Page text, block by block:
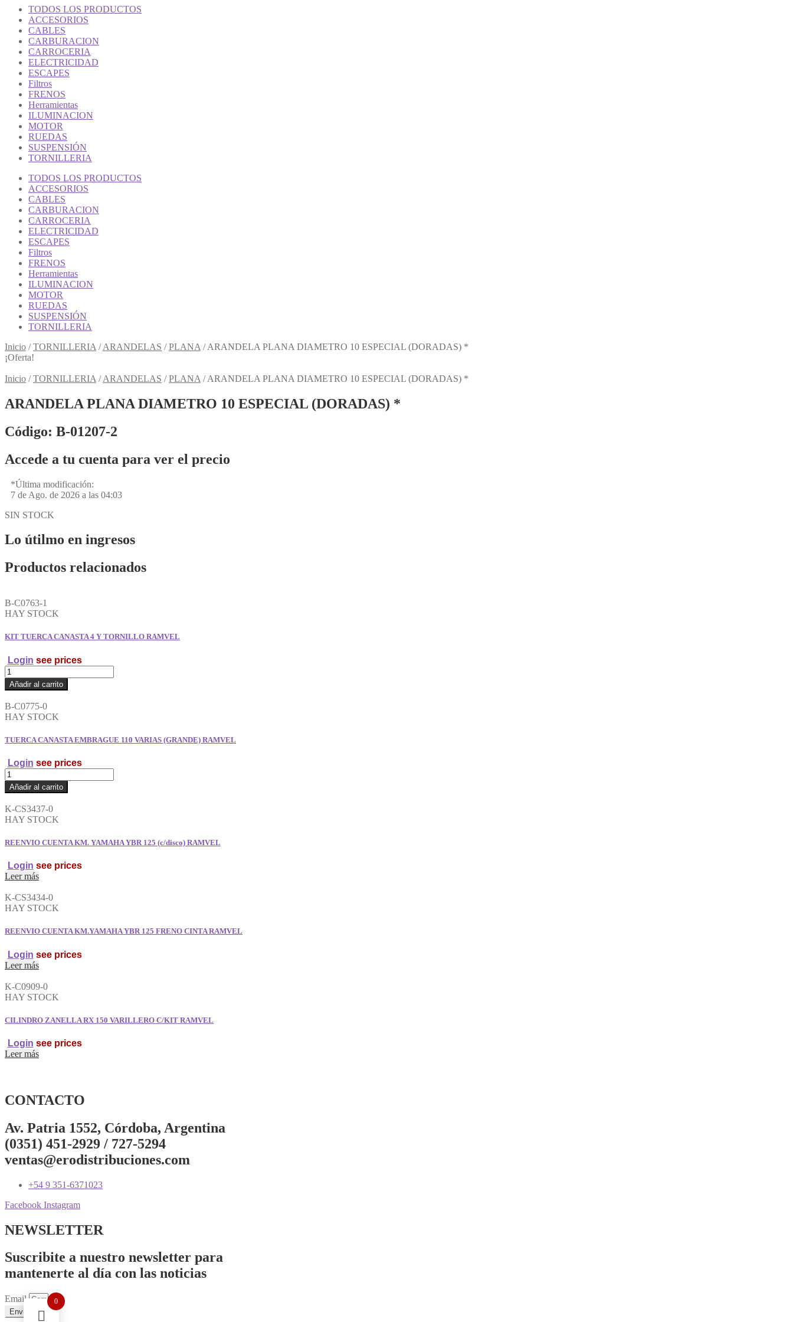
TODOS LOS PRODUCTOS
ACCESORIOS
CABLES
CARBURACION
CARROCERIA
ELECTRICIDAD
ESCAPES
Filtros
FRENOS
Herramientas
ILUMINACION
MOTOR
RUEDAS
SUSPENSIÓN
TORNILLERIA
TODOS LOS PRODUCTOS
ACCESORIOS
CABLES
CARBURACION
CARROCERIA
ELECTRICIDAD
ESCAPES
Filtros
FRENOS
Herramientas
ILUMINACION
MOTOR
RUEDAS
SUSPENSIÓN
TORNILLERIA
Inicio /TORNILLERIA /ARANDELAS /PLANA /ARANDELA PLANA DIAMETRO 10 ESPECIAL (DORADAS) *
¡Oferta!
Inicio /TORNILLERIA /ARANDELAS /PLANA /ARANDELA PLANA DIAMETRO 10 ESPECIAL (DORADAS) *
ARANDELA PLANA DIAMETRO 10 ESPECIAL (DORADAS) *
Código: B-01207-2
Accede a tu cuenta para ver el precio
*Última modificación:
7 de Ago. de 2026 a las 04:03
SIN STOCK
Lo útilmo en ingresos
Productos relacionados
B-C0763-1
HAY STOCK
KIT TUERCA CANASTA 4 Y TORNILLO RAMVEL
Login see prices
KIT
TUERCA
CANASTA
4
Y
TORNILLO
cantidad
Añadir al carrito
B-C0775-0
HAY STOCK
TUERCA CANASTA EMBRAGUE 110 VARIAS (GRANDE) RAMVEL
Login see prices
TUERCA
CANASTA
EMBRAGUE
110
VARIAS
(GRANDE)
cantidad
Añadir al carrito
K-CS3437-0
HAY STOCK
REENVIO CUENTA KM. YAMAHA YBR 125 (c/disco) RAMVEL
Login see prices
Leer más
K-CS3434-0
HAY STOCK
REENVIO CUENTA KM.YAMAHA YBR 125 FRENO CINTA RAMVEL
Login see prices
Leer más
K-C0909-0
HAY STOCK
CILINDRO ZANELLA RX 150 VARILLERO C/KIT RAMVEL
Login see prices
Leer más
CONTACTO
Av. Patria 1552, Córdoba, Argentina
(0351) 451-2929 / 727-5294
ventas@erodistribuciones.com
+54 9 351-6371023
Facebook Instagram
NEWSLETTER
Suscribite a nuestro newsletter para
mantenerte al día con las noticias
Email
Enviar
0